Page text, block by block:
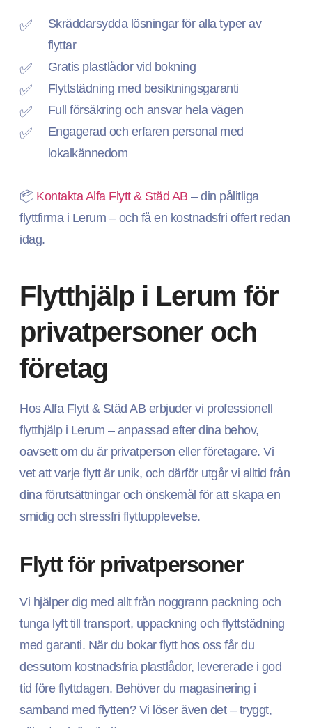
Skräddarsydda lösningar för alla typer av
flyttar
Gratis plastlådor vid bokning
Flyttstädning med besiktningsgaranti
Full försäkring och ansvar hela vägen
Engagerad och erfaren personal med
lokalkännedom
📦 Kontakta Alfa Flytt & Städ AB – din pålitliga
flyttfirma i Lerum – och få en kostnadsfri offert redan
idag.
Flytthjälp i Lerum för
privatpersoner och
företag
Hos Alfa Flytt & Städ AB erbjuder vi professionell
flytthjälp i Lerum – anpassad efter dina behov,
oavsett om du är privatperson eller företagare. Vi
vet att varje flytt är unik, och därför utgår vi alltid från
dina förutsättningar och önskemål för att skapa en
smidig och stressfri flyttupplevelse.
Flytt för privatpersoner
Vi hjälper dig med allt från noggrann packning och
tunga lyft till transport, uppackning och flyttstädning
med garanti. När du bokar flytt hos oss får du
dessutom kostnadsfria plastlådor, levererade i god
tid före flyttdagen. Behöver du magasinering i
samband med flytten? Vi löser även det – tryggt,